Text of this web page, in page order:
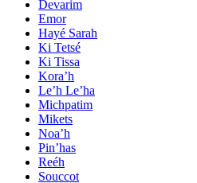
Devarim
Emor
Hayé Sarah
Ki Tetsé
Ki Tissa
Kora’h
Le’h Le’ha
Michpatim
Mikets
Noa’h
Pin’has
Reéh
Souccot